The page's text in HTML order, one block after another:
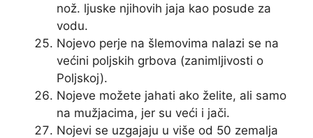
nož. ljuske njihovih jaja kao posude za
vodu.
Nojevo perje na šlemovima nalazi se na
većini poljskih grbova (zanimljivosti o
Poljskoj).
Nojeve možete jahati ako želite, ali samo
na mužjacima, jer su veći i jači.
Nojevi se uzgajaju u više od 50 zemalja